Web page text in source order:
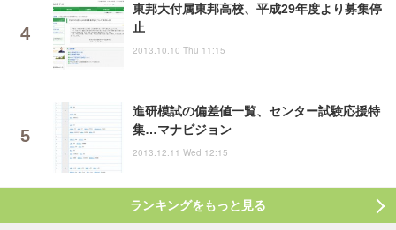
東邦大付属東邦高校、平成29年度より募集停
止
2013.10.10 Thu 11:15
進研模試の偏差値一覧、センター試験応援特
集…マナビジョン
2013.12.11 Wed 12:15
ランキングをもっと見る